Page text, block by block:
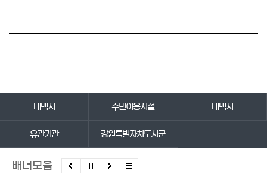
태백시 주민이용시설 태백시
유관기관 강원특별자치도시군
배너모음